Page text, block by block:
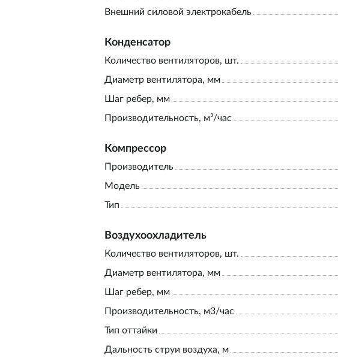
Внешний силовой электрокабель
Конденсатор
Количество вентиляторов, шт.
Диаметр вентилятора, мм
Шаг ребер, мм
Производительность, м³/час
Компрессор
Производитель
Модель
Тип
Воздухоохладитель
Количество вентиляторов, шт.
Диаметр вентилятора, мм
Шаг ребер, мм
Производительность, м3/час
Тип оттайки
Дальность струи воздуха, м